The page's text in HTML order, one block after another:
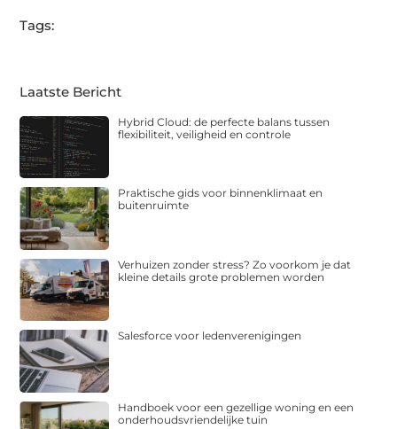
Tags:
Laatste Bericht
Hybrid Cloud: de perfecte balans tussen
flexibiliteit, veiligheid en controle
Praktische gids voor binnenklimaat en
buitenruimte
Verhuizen zonder stress? Zo voorkom je dat
kleine details grote problemen worden
Salesforce voor ledenverenigingen
Handboek voor een gezellige woning en een
onderhoudsvriendelijke tuin